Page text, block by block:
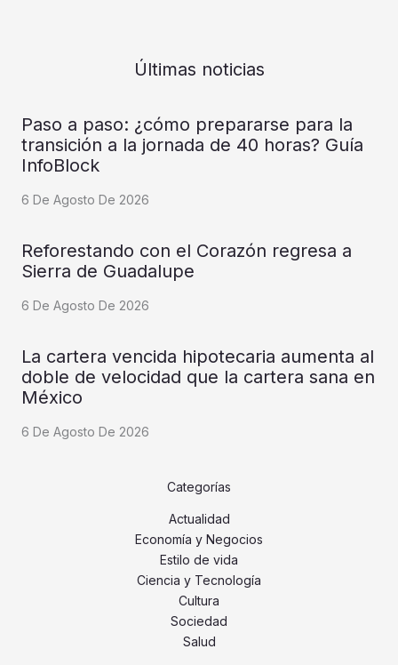
Últimas noticias
Paso a paso: ¿cómo prepararse para la
transición a la jornada de 40 horas? Guía
InfoBlock
6 De Agosto De 2026
Reforestando con el Corazón regresa a
Sierra de Guadalupe
6 De Agosto De 2026
La cartera vencida hipotecaria aumenta al
doble de velocidad que la cartera sana en
México
6 De Agosto De 2026
Categorías
Actualidad
Economía y Negocios
Estilo de vida
Ciencia y Tecnología
Cultura
Sociedad
Salud